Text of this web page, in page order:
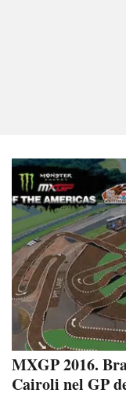
MXGP 2016.
Cairoli nel GP